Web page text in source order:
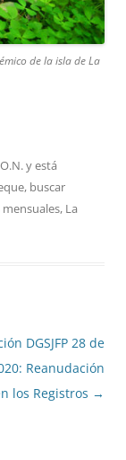
de la isla de La
y está
, buscar
, La
DGSJFP 28 de
Reanudación
los Registros →